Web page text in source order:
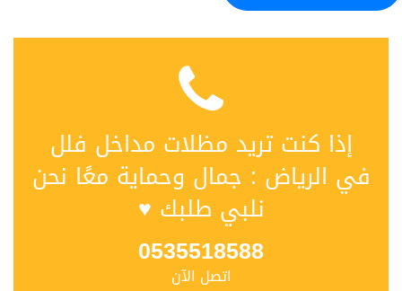
إذا كنت تريد مظلات مداخل فلل
في الرياض : جمال وحماية معًا نحن
نلبي طلبك ♥
0535518588
اتصل الآن